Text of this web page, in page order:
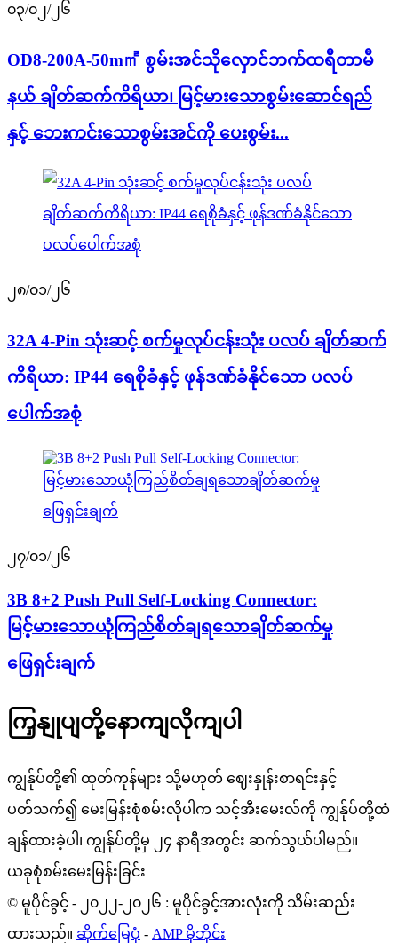
၀၃/၀၂/၂၆
OD8-200A-50m㎡ စွမ်းအင်သိုလှောင်ဘက်ထရီတာမီ
နယ် ချိတ်ဆက်ကိရိယာ၊ မြင့်မားသောစွမ်းဆောင်ရည်
နှင့် ဘေးကင်းသောစွမ်းအင်ကို ပေးစွမ်း...
၂၈/၀၁/၂၆
32A 4-Pin သုံးဆင့် စက်မှုလုပ်ငန်းသုံး ပလပ် ချိတ်ဆက်
ကိရိယာ: IP44 ရေစိုခံနှင့် ဖုန်ဒဏ်ခံနိုင်သော ပလပ်
ပေါက်အစုံ
၂၇/၀၁/၂၆
3B 8+2 Push Pull Self-Locking Connector:
မြင့်မားသောယုံကြည်စိတ်ချရသောချိတ်ဆက်မှု
ဖြေရှင်းချက်
ကြှနျုပျတို့နောကျလိုကျပါ
ကျွန်ုပ်တို့၏ ထုတ်ကုန်များ သို့မဟုတ် ဈေးနှုန်းစာရင်းနှင့်
ပတ်သက်၍ မေးမြန်းစုံစမ်းလိုပါက သင့်အီးမေးလ်ကို ကျွန်ုပ်တို့ထံ
ချန်ထားခဲ့ပါ၊ ကျွန်ုပ်တို့မှ ၂၄ နာရီအတွင်း ဆက်သွယ်ပါမည်။
ယခုစုံစမ်းမေးမြန်းခြင်း
© မူပိုင်ခွင့် - ၂၀၂၂-၂၀၂၆ : မူပိုင်ခွင့်အားလုံးကို သိမ်းဆည်း
ထားသည်။ ဆိုက်မြေပုံ - AMP မိုဘိုင်း